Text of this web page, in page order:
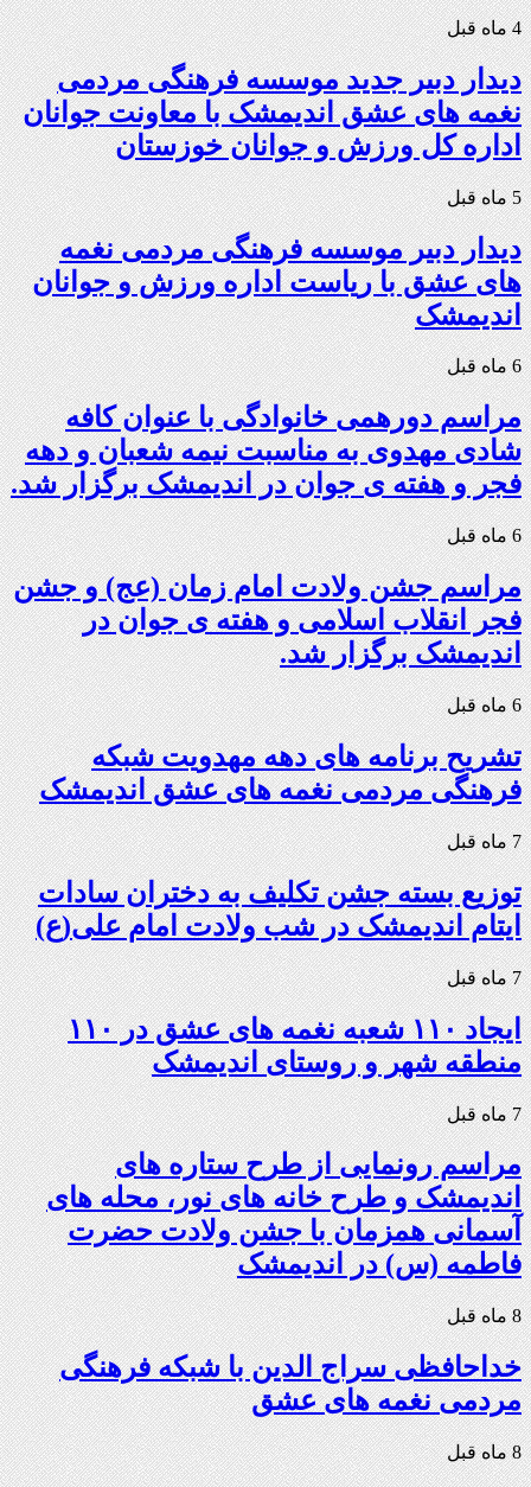
4 ماه قبل
دیدار دبیر جدید موسسه فرهنگی مردمی
نغمه های عشق اندیمشک با معاونت جوانان
اداره کل ورزش و جوانان خوزستان
5 ماه قبل
دیدار دبیر موسسه فرهنگی مردمی نغمه
های عشق با ریاست اداره ورزش و جوانان
اندیمشک
6 ماه قبل
مراسم دورهمی خانوادگی با عنوان کافه
شادی مهدوی به مناسبت نیمه شعبان و دهه
فجر و هفته ی جوان در اندیمشک برگزار شد.
6 ماه قبل
مراسم جشن ولادت امام زمان (عج) و جشن
فجر انقلاب اسلامی و هفته ی جوان در
اندیمشک برگزار شد.
6 ماه قبل
تشریح برنامه های دهه مهدویت شبکه
فرهنگی مردمی نغمه های عشق اندیمشک
7 ماه قبل
توزیع بسته جشن تکلیف به دختران سادات
ایتام اندیمشک در شب ولادت امام علی(ع)
7 ماه قبل
ایجاد ۱۱۰ شعبه نغمه های عشق در ۱۱۰
منطقه شهر و روستای اندیمشک
7 ماه قبل
مراسم رونمایی از طرح ستاره های
اندیمشک و طرح خانه های نور، محله های
آسمانی همزمان با جشن ولادت حضرت
فاطمه (س) در اندیمشک
8 ماه قبل
خداحافظی سراج الدین با شبکه فرهنگی
مردمی نغمه های عشق
8 ماه قبل